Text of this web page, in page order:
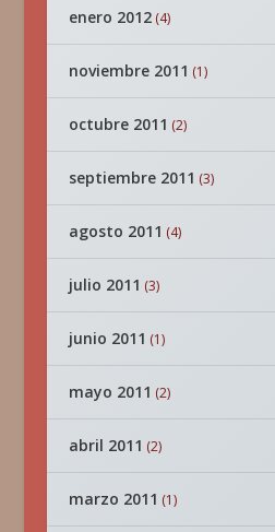
enero 2012(4)
noviembre 2011 (1)
octubre 2011 (2)
septiembre 2011 (3)
agosto 2011 (4)
julio 2011 (3)
junio 2011 (1)
mayo 2011 (2)
abril 2011 (2)
marzo 2011 (1)